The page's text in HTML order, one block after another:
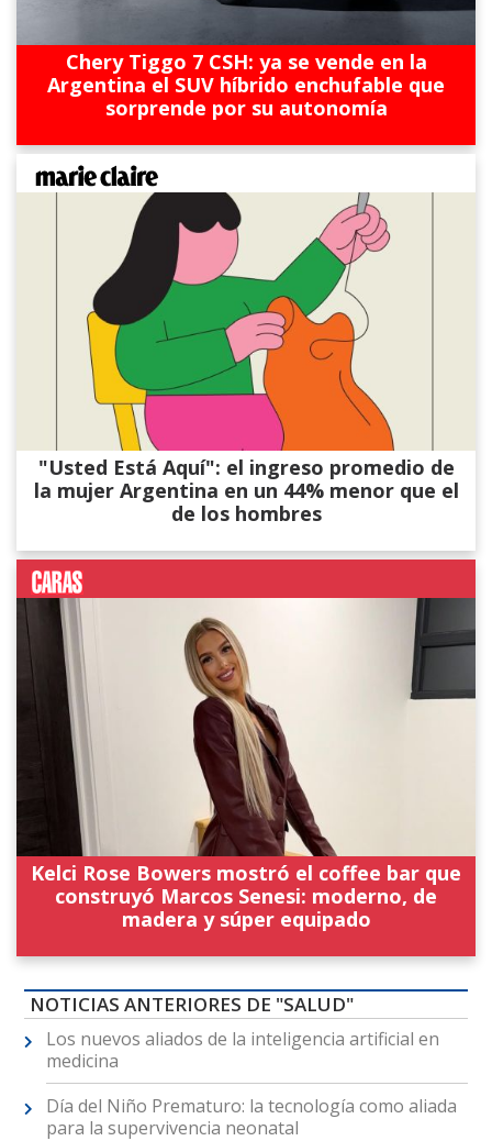
Chery Tiggo 7 CSH: ya se vende en la
Argentina el SUV híbrido enchufable que
sorprende por su autonomía
"Usted Está Aquí": el ingreso promedio de
la mujer Argentina en un 44% menor que el
de los hombres
Kelci Rose Bowers mostró el coffee bar que
construyó Marcos Senesi: moderno, de
madera y súper equipado
NOTICIAS ANTERIORES DE "SALUD"
Los nuevos aliados de la inteligencia artificial en
medicina
Día del Niño Prematuro: la tecnología como aliada
para la supervivencia neonatal